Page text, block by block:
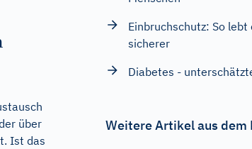
über
Ist das
Einbruchschutz: So lebt
sicherer
Diabetes -
Weitere Artikel aus dem